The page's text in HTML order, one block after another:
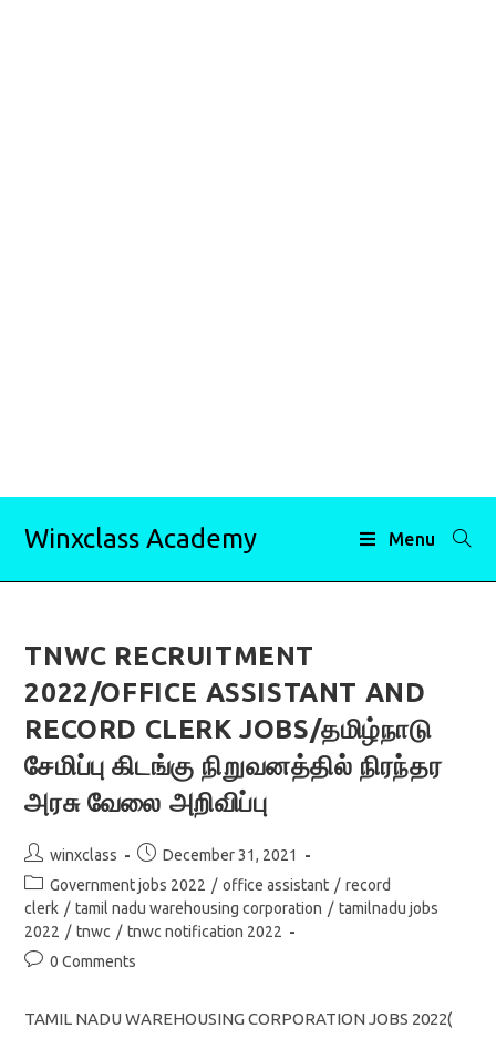
Winxclass Academy Menu
TNWC RECRUITMENT
2022/OFFICE ASSISTANT AND
RECORD CLERK JOBS/தமிழ்நாடு
சேமிப்பு கிடங்கு நிறுவனத்தில் நிரந்தர
அரசு வேலை அறிவிப்பு
Post
author:
winxclass
Post
published:
December 31, 2021
Post
category:
Government jobs 2022 / office assistant / record
clerk / tamil nadu warehousing corporation / tamilnadu jobs
2022 / tnwc / tnwc notification 2022
Post0 Comments
TAMIL NADU WAREHOUSING CORPORATION JOBS 2022(